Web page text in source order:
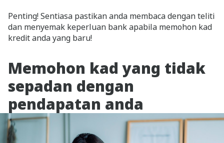
Penting! Sentiasa pastikan anda membaca dengan teliti
dan menyemak keperluan bank apabila memohon kad
kredit anda yang baru!
Memohon kad yang tidak
sepadan dengan
pendapatan anda